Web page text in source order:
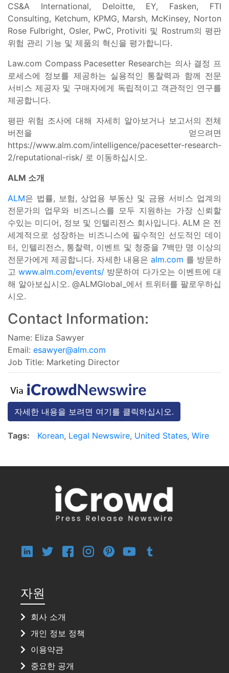
CS&A International, Deloitte, EY, Fasken, FTI
Consulting, Ketchum, KPMG, Marsh, McKinsey, Norton
Rose Fulbright, Osler, PwC, Protiviti 및 Rostrum의 평판
위험 관리 기능 및 제품의 혁신을 평가합니다.
Law.com Compass Pacesetter Research는 의사 결정 프
로세스에 정보를 제공하는 실용적인 통찰력과 함께 전문
서비스 제공자 및 구매자에게 독립적이고 객관적인 연구를
제공합니다.
평판 위험 조사에 대해 자세히 알아보거나 보고서의 전체
버전을 얻으려면
https://www.alm.com/intelligence/pacesetter-research-
2/reputational-risk/ 로 이동하십시오.
ALM 소개
ALM은 법률, 보험, 상업용 부동산 및 금융 서비스 업계의
전문가의 업무와 비즈니스를 모두 지원하는 가장 신뢰할
수있는 미디어, 정보 및 인텔리전스 회사입니다. ALM 은 전
세계적으로 성장하는 비즈니스에 필수적인 선도적인 데이
터, 인텔리전스, 통찰력, 이벤트 및 청중을 7백만 명 이상의
전문가에게 제공합니다. 자세한 내용은 alm.com 를 방문하
고 www.alm.com/events/ 방문하여 다가오는 이벤트에 대
해 알아보십시오. @ALMGlobal_에서 트위터를 팔로우하십
시오.
Contact Information:
Name: Eliza Sawyer
Email: esawyer@alm.com
Job Title: Marketing Director
자세한 내용을 보려면 여기를 클릭하십시오.
Tags: Korean, Legal Newswire, United States, Wire
자원
회사 소개
개인 정보 정책
이용약관
중요한 공개